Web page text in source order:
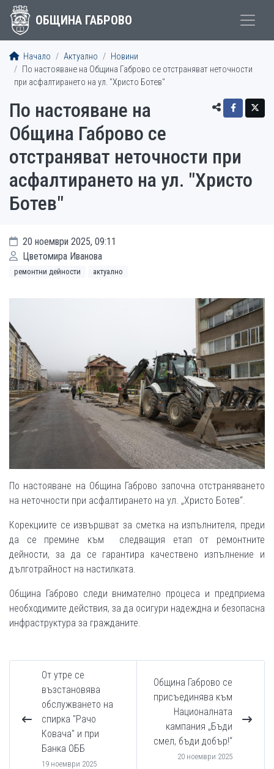
ОБЩИНА ГАБРОВО
Начало Актуално
Новини
По настояване на Община Габрово се отстраняват неточности
при асфалтирането на ул. "Христо Ботев"
По настояване на
Община Габрово се
отстраняват неточности при
асфалтирането на ул. "Христо
Ботев"
20 ноември 2025, 09:11
Цветомира Иванова
ремонтни дейности актуално
По настояване на Община Габрово започна отстраняването
на неточности при асфалтирането на ул. „Христо Ботев“.
Корекциите се извършват за сметка на изпълнителя, преди
да се премине към следващия етап от ремонтните
дейности, за да се гарантира качествено изпълнение и
дълготрайност на настилката.
Община Габрово следи внимателно процеса и предприема
необходимите действия, за да осигури надеждна и безопасна
инфраструктура за гражданите.
От утре се
възстановява
обслужването на
спирка "Рачо
Ковача" и при
Банка ОББ
19 ноември 2025
Община Габрово се
присъединява към
Националната
кампания „Бъди
смел, бъди добър!“
20 ноември 2025